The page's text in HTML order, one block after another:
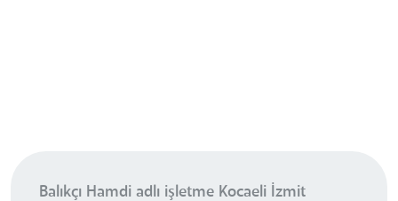
Balıkçı Hamdi adlı işletme Kocaeli İzmit